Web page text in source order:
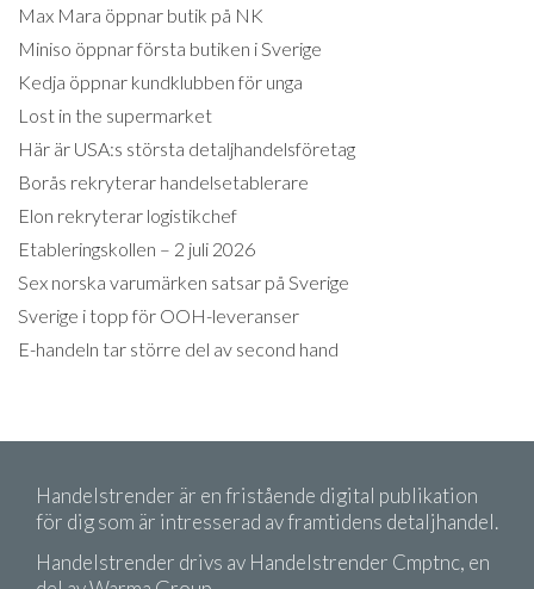
Max Mara öppnar butik på NK
Miniso öppnar första butiken i Sverige
Kedja öppnar kundklubben för unga
Lost in the supermarket
Här är USA:s största detaljhandelsföretag
Borås rekryterar handelsetablerare
Elon rekryterar logistikchef
Etableringskollen – 2 juli 2026
Sex norska varumärken satsar på Sverige
Sverige i topp för OOH-leveranser
E-handeln tar större del av second hand
Handelstrender är en fristående digital publikation
för dig som är intresserad av framtidens detaljhandel.
Handelstrender drivs av Handelstrender Cmptnc, en